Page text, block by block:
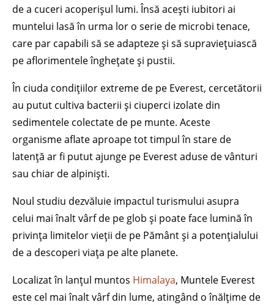
de a cuceri acoperișul lumi. Însă acești iubitori ai
muntelui lasă în urma lor o serie de microbi tenace,
care par capabili să se adapteze și să supraviețuiască
pe aflorimentele înghețate și pustii.
În ciuda condițiilor extreme de pe Everest, cercetătorii
au putut cultiva bacterii și ciuperci izolate din
sedimentele colectate de pe munte. Aceste
organisme aflate aproape tot timpul în stare de
latență ar fi putut ajunge pe Everest aduse de vânturi
sau chiar de alpiniști.
Noul studiu dezvăluie impactul turismului asupra
celui mai înalt vârf de pe glob și poate face lumină în
privința limitelor vieții de pe Pământ și a potențialului
de a descoperi viața pe alte planete.
Localizat în lanțul muntos Himalaya, Muntele Everest
este cel mai înalt vârf din lume, atingând o înălțime de